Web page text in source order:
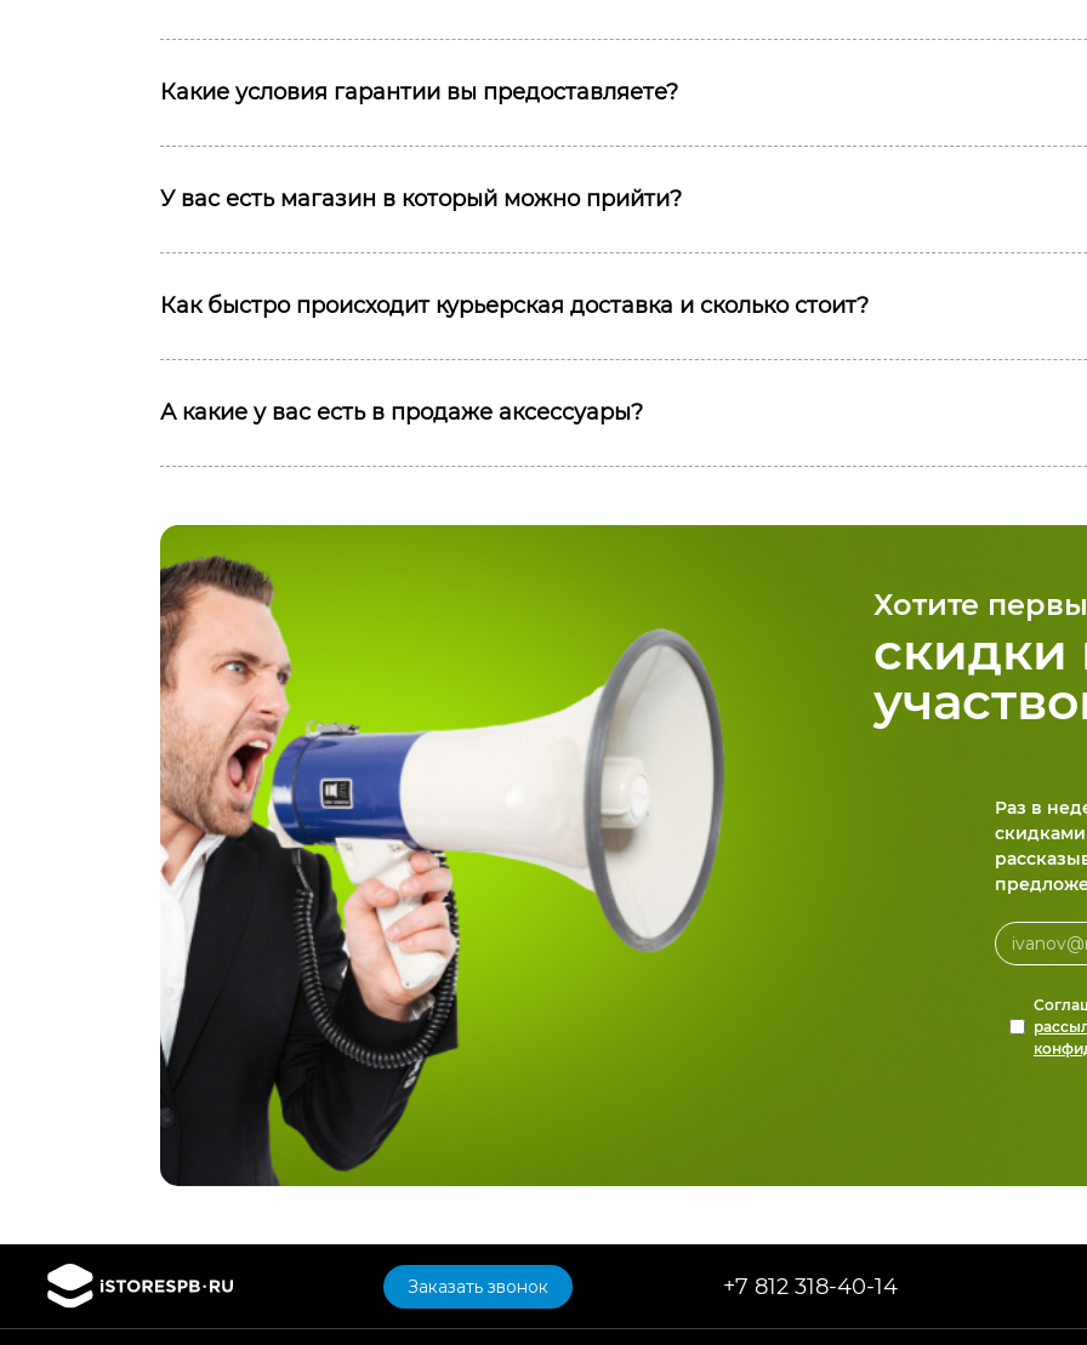
Какие условия гарантии вы предоставляете?
У вас есть магазин в который можно прийти?
Как быстро происходит курьерская доставка и сколько стоит?
А какие у вас есть в продаже аксессуары?
Хотите
скидки
Раз в
Заказать звонок +7 812 318-40-14